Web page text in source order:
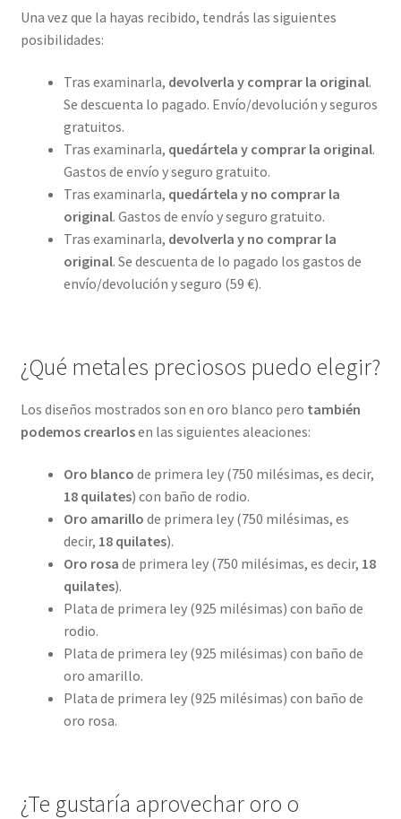
Una vez que la hayas recibido, tendrás las siguientes
posibilidades:
Tras examinarla, devolverla y comprar la original.
Se descuenta lo pagado. Envío/devolución y seguros
gratuitos.
Tras examinarla, quedártela y comprar la original.
Gastos de envío y seguro gratuito.
Tras examinarla, quedártela y no comprar la
original. Gastos de envío y seguro gratuito.
Tras examinarla, devolverla y no comprar la
original. Se descuenta de lo pagado los gastos de
envío/devolución y seguro (59 €).
¿Qué metales preciosos puedo elegir?
Los diseños mostrados son en oro blanco pero también
podemos crearlosen las siguientes aleaciones:
Oro blanco de primera ley (750 milésimas, es decir,
18 quilates) con baño de rodio.
Oro amarillo de primera ley (750 milésimas, es
decir, 18 quilates).
Oro rosa de primera ley (750 milésimas, es decir, 18
quilates).
Plata de primera ley (925 milésimas) con baño de
rodio.
Plata de primera ley (925 milésimas) con baño de
oro amarillo.
Plata de primera ley (925 milésimas) con baño de
oro rosa.
¿Te gustaría aprovechar oro o